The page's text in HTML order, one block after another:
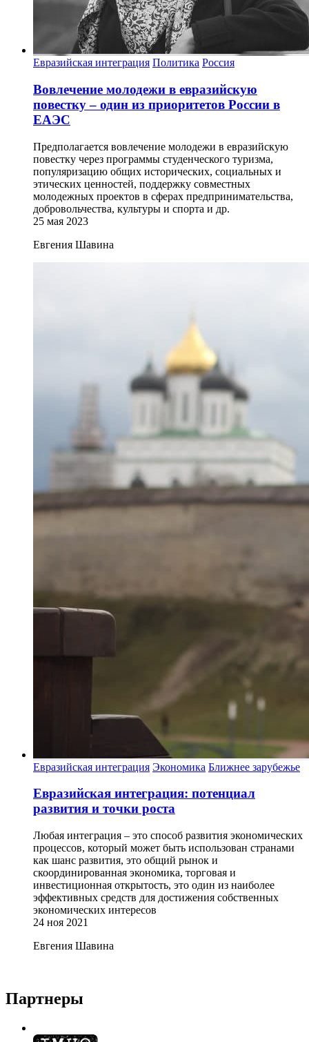
Евразийская интеграция Политика Россия
Вовлечение молодежи в евразийскую
повестку – один из приоритетов России в
ЕАЭС
Предполагается вовлечение молодежи в евразийскую
повестку через программы студенческого туризма,
популяризацию общих исторических, социальных и
этических ценностей, поддержку совместных
молодежных проектов в сферах предпринимательства,
добровольчества, культуры и спорта и др.
25 мая 2023
Евгения Шавина
Евразийская интеграция Экономика Ближнее зарубежье
Евразийская интеграция: потенциал
развития и точки роста
Любая интеграция – это способ развития экономических
процессов, который может быть использован странами
как шанс развития, это общий рынок и
скоординированная экономика, торговая и
инвестиционная открытость, это один из наиболее
эффективных средств для достижения собственных
экономических интересов
24 ноя 2021
Евгения Шавина
Партнеры